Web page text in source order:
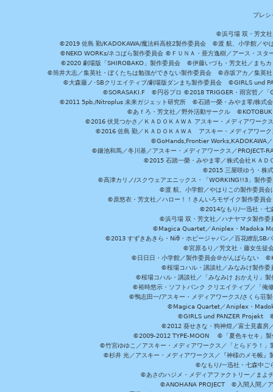
プレシ
©浜弓場 双・芳文社
©2019 佐島 勤/KADOKAWA/魔法科高校2製作委員会 ©渡 航、小学館／や
©NEKO WORKs/ネコぱら製作委員会 ©ＦＵＮＡ・亜方逸樹／アース・ス
©2020 劇場版「SHIROBAKO」製作委員会 ©伊藤いづも・芳文社／まち
©筒井大志／集英社・ぼくたちは勉強ができない製作委員会 ©赤坂アカ／集英
©大森藤ノ･SBクリエイティブ/劇場版ダンまち製作委員会 ©GIRLS und
©SORASAKI.F ©円谷プロ ©2018 TRIGGER・雨宮哲／
©2011 5pb./Nitroplus 未来ガジェット研究所 ©石踏一榮・みやま零/株式
©あｆろ・芳文社／野外活動サークル
©2016 伏見つかさ／ＫＡＤＯＫＡＷＡ アスキー・メディアワー
©2016 佐島 勤／ＫＡＤＯＫＡＷＡ アスキー・メディアワ
©GoHands,Frontier Works,KADOKAWA
©鎌池和馬／冬川基／アスキー・メディアワークス／
©2015 石踏一榮・みやま零／株式会社ＫＡＤ
©2015 三屋咲ゆう・株
©高津カリノ/スクウェアエニックス・「WORKING!!3」製作
©渡 航、小学館／やはりこの製作委員
©原悠衣・芳文社／ハロー！！きんいろモザイク製作委員
©2014なもり/一迅社・
©浜弓場 双・芳文社／ハナヤマタ製作
©Magica Quartet／Aniplex・Madoka
©2013 すずきあきら・Niθ・ホビージャパン／百花繚乱
©宮原るり／芳文社・藤女生徒
©日日日・小学館／製作委員会＠がんばらない
©桜場コハル・講談社／みなみけ製作
©桜場コハル・講談社／「みなみけ おかえり」
©裕時悠示・ソフトバンク クリエイティブ／「
©鴨志田一/アスキー・メディアワークス/さく
©Magica Quartet／Aniplex・
©GIRLS und PANZER Projekt ©
©2012 葵せきな・狗神煌／富士見書
©2009-2012 TYPE-MOON ©「夏色キセキ」製
©竹宮ゆゆこ／アスキー・メディアワークス／「とらドラ！
©杉井 光／アスキー・メディアワークス／『神様のメモ帳
©なもり/一迅社・七森中
©あさのハジメ・メディアファクトリー／ま
©ANOHANA PROJECT ©入間人間／ア